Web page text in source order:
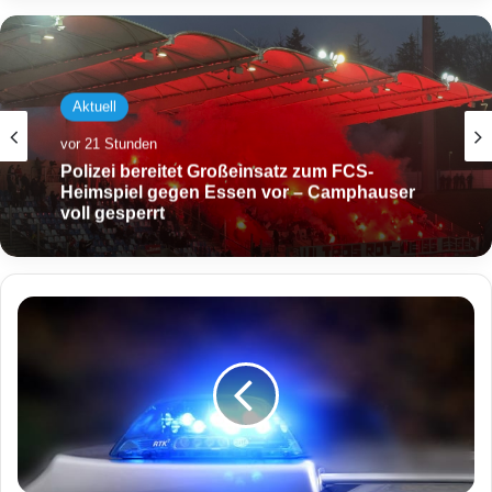
Aktuell
vor 21 Stunden
Polizei bereitet Großeinsatz zum FCS-
Heimspiel gegen Essen vor – Camphauser
Aktuell
vor 23 Stunden
V